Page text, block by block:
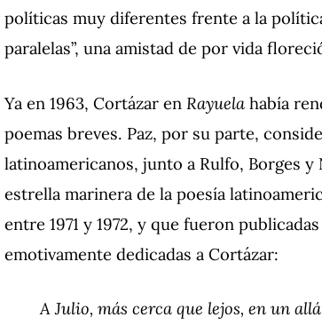
políticas muy diferentes frente a la
paralelas”, una amistad de por vida
Ya en 1963, Cortázar en Rayuela había
poemas breves. Paz, por su parte,
latinoamericanos, junto a Rulfo, Borges y
estrella marinera de la poesía
entre 1971 y 1972, y que fueron
emotivamente dedicadas a Cortázar:
A Julio, más cerca que lejos, en un